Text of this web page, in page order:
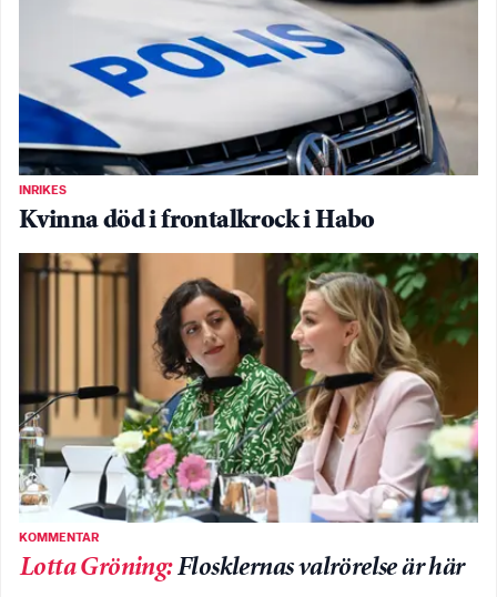
INRIKES
Kvinna död i frontalkrock i Habo
KOMMENTAR
Lotta Gröning:Flosklernas valrörelse är här